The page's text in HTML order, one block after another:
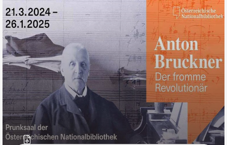
با
دوستان
خود
به
اشتراک
بگذارید.
لینک